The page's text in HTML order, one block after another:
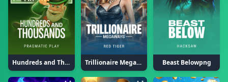
Hundreds and Thousandspng Trillionaire MegaWays™png Beast Belowpng